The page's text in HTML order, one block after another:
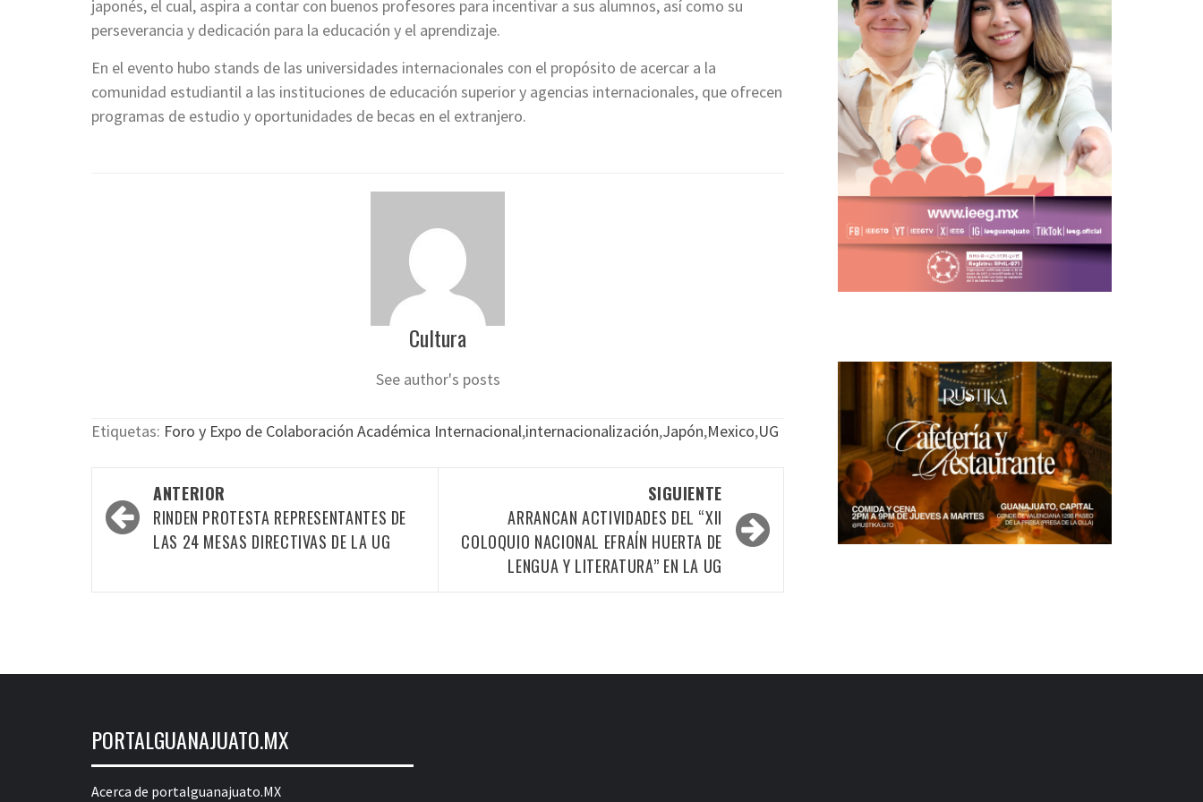
japonés, el cual, aspira a contar con buenos profesores para incentivar a sus alumnos, así como su
perseverancia y dedicación para la educación y el aprendizaje.
En el evento hubo stands de las universidades internacionales con el propósito de acercar a la
comunidad estudiantil a las instituciones de educación superior y agencias internacionales, que ofrecen
programas de estudio y oportunidades de becas en el extranjero.
Cultura
See author's posts
Etiquetas: Foro y Expo de Colaboración Académica Internacional,internacionalización,Japón,Mexico,UG
Navegación
por
ANTERIOR
RINDEN PROTESTA REPRESENTANTES DE
LAS 24 MESAS DIRECTIVAS DE LA UG
SIGUIENTE
ARRANCAN ACTIVIDADES DEL “XII
COLOQUIO NACIONAL EFRAÍN HUERTA DE
LENGUA Y LITERATURA” EN LA UG
PORTALGUANAJUATO.MX
Acerca de portalguanajuato.MX